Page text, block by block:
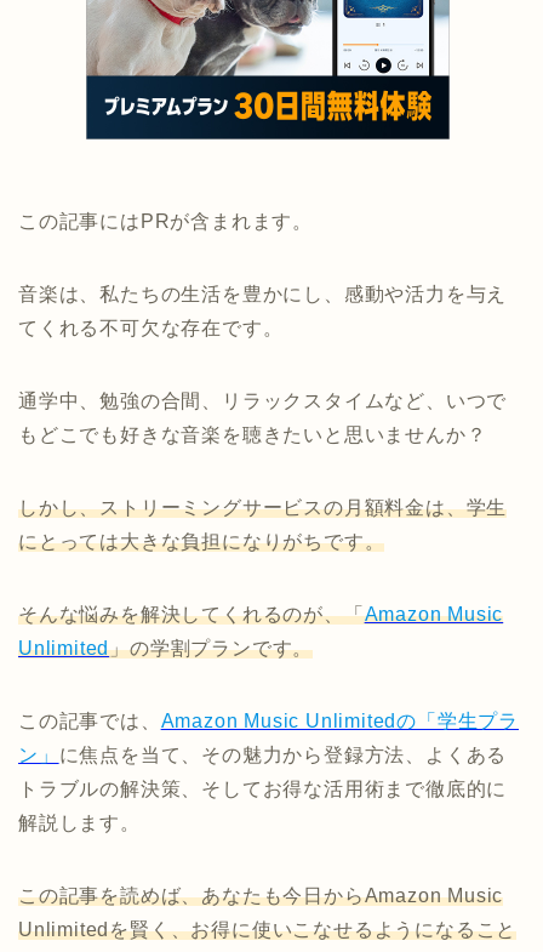
この記事にはPRが含まれます。
音楽は、私たちの生活を豊かにし、感動や活力を与え
てくれる不可欠な存在です。
通学中、勉強の合間、リラックスタイムなど、いつで
もどこでも好きな音楽を聴きたいと思いませんか？
しかし、ストリーミングサービスの月額料金は、学生
にとっては大きな負担になりがちです。
そんな悩みを解決してくれるのが、「Amazon Music
Unlimited」の学割プランです。
この記事では、 Amazon Music Unlimitedの「学生プラ
ン」 に焦点を当て、その魅力から登録方法、よくある
トラブルの解決策、そしてお得な活用術まで徹底的に
解説します。
この記事を読めば、あなたも今日からAmazon Music
Unlimitedを賢く、お得に使いこなせるようになること